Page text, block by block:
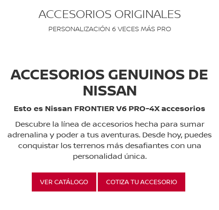
ACCESORIOS ORIGINALES
PERSONALIZACIÓN 6 VECES MÁS PRO
ACCESORIOS GENUINOS DE
NISSAN
Esto es Nissan FRONTIER V6 PRO-4X accesorios
Descubre la línea de accesorios hecha para sumar
adrenalina y poder a tus aventuras. Desde hoy, puedes
conquistar los terrenos más desafiantes con una
personalidad única.
VER CATÁLOGO COTIZA TU ACCESORIO